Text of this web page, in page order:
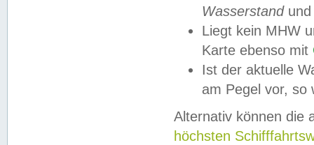
Wasserstandund
Liegt kein MHW
Karte ebenso mit
Ist der aktuelle
am Pegel vor,
Alternativ können die
höchsten